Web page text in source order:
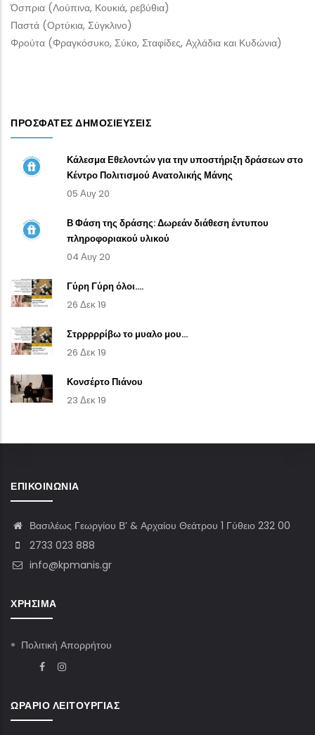
Όσπρια (Λούπινα, Κουκιά, ρεβύθια)
Παστά (Ορτύκια, Σύγκλινο)
Φρούτα (Φραγκόσυκο, Σύκο, Σταφίδες, Αχλάδια και Κυδώνια)
ΠΡΌΣΦΑΤΕΣ ΔΗΜΟΣΙΕΎΣΕΙΣ
Κάλεσμα Εθελοντών για την υποστήριξη δράσεων στο
Κέντρο Πολιτισμού Ανατολικής Μάνης
05 Αυγ 20
Β Φάση της δράσης: Δωρεάν διάθεση έντυπου
πληροφοριακού υλικού
04 Αυγ 20
Γύρη Γύρη όλοι....
26 Δεκ 19
Στρρρρρίβω το μυαλο μου...
26 Δεκ 19
Κονσέρτο Πιάνου
23 Δεκ 19
ΕΠΙΚΟΙΝΩΝΊΑ
Βασιλέως Γεωργίου Β’ & Αρχαίου Θεάτρου 1 Γύθειο 232 00
2733 023 888
info@kpmanis.gr
ΧΡΉΣΙΜΑ
Πολιτική Απορρήτου
ΩΡΆΡΙΟ ΛΕΙΤΟΥΡΓΊΑΣ